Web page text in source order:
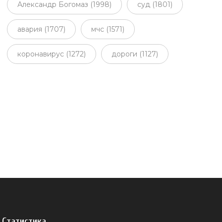
Александр Богомаз (1998) суд (1801)
авария (1707) мчс (1571)
коронавирус (1272) дороги (1127)